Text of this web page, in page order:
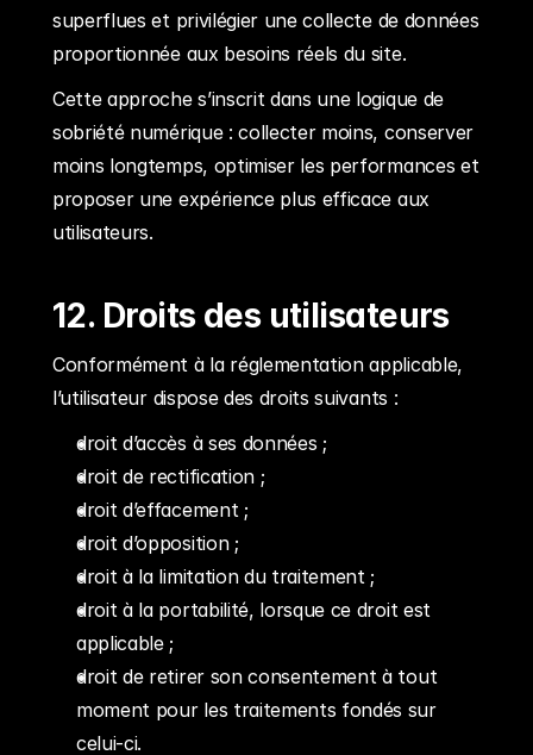
superflues et privilégier une collecte de données
proportionnée aux besoins réels du site.
Cette approche s’inscrit dans une logique de
sobriété numérique : collecter moins, conserver
moins longtemps, optimiser les performances et
proposer une expérience plus efficace aux
utilisateurs.
12. Droits des utilisateurs
Conformément à la réglementation applicable,
l’utilisateur dispose des droits suivants :
droit d’accès à ses données ;
droit de rectification ;
droit d’effacement ;
droit d’opposition ;
droit à la limitation du traitement ;
droit à la portabilité, lorsque ce droit est
applicable ;
droit de retirer son consentement à tout
moment pour les traitements fondés sur
celui-ci.